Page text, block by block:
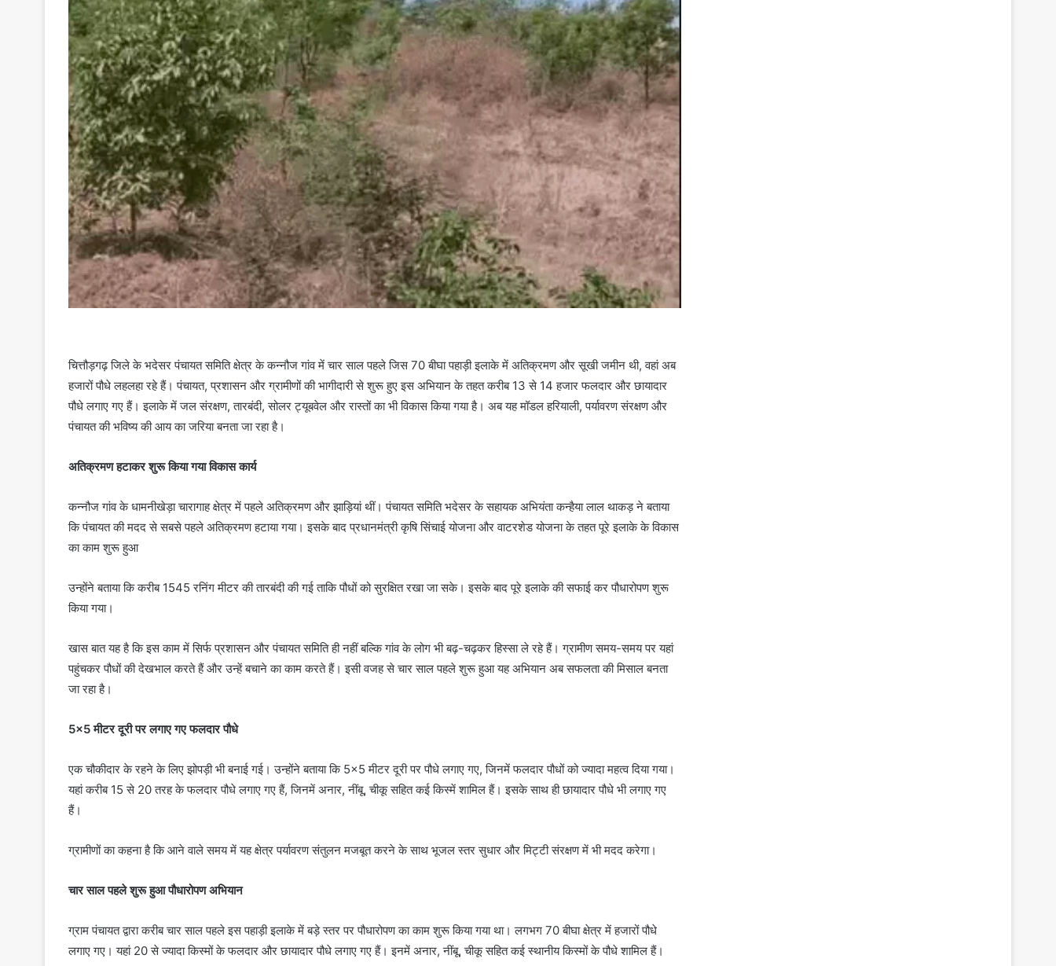
चित्तौड़गढ़ जिले के भदेसर पंचायत समिति क्षेत्र के कन्नौज गांव में चार साल पहले जिस 70 बीघा पहाड़ी इलाके में अतिक्रमण और सूखी जमीन थी, वहां अब
हजारों पौधे लहलहा रहे हैं। पंचायत, प्रशासन और ग्रामीणों की भागीदारी से शुरू हुए इस अभियान के तहत करीब 13 से 14 हजार फलदार और छायादार
पौधे लगाए गए हैं। इलाके में जल संरक्षण, तारबंदी, सोलर ट्यूबवेल और रास्तों का भी विकास किया गया है। अब यह मॉडल हरियाली, पर्यावरण संरक्षण और
पंचायत की भविष्य की आय का जरिया बनता जा रहा है।
अतिक्रमण हटाकर शुरू किया गया विकास कार्य
कन्नौज गांव के धामनीखेड़ा चारागाह क्षेत्र में पहले अतिक्रमण और झाड़ियां थीं। पंचायत समिति भदेसर के सहायक अभियंता कन्हैया लाल थाकड़ ने बताया
कि पंचायत की मदद से सबसे पहले अतिक्रमण हटाया गया। इसके बाद प्रधानमंत्री कृषि सिंचाई योजना और वाटरशेड योजना के तहत पूरे इलाके के विकास
का काम शुरू हुआ
उन्होंने बताया कि करीब 1545 रनिंग मीटर की तारबंदी की गई ताकि पौधों को सुरक्षित रखा जा सके। इसके बाद पूरे इलाके की सफाई कर पौधारोपण शुरू
किया गया।
खास बात यह है कि इस काम में सिर्फ प्रशासन और पंचायत समिति ही नहीं बल्कि गांव के लोग भी बढ़-चढ़कर हिस्सा ले रहे हैं। ग्रामीण समय-समय पर यहां
पहुंचकर पौधों की देखभाल करते हैं और उन्हें बचाने का काम करते हैं। इसी वजह से चार साल पहले शुरू हुआ यह अभियान अब सफलता की मिसाल बनता
जा रहा है।
5×5 मीटर दूरी पर लगाए गए फलदार पौधे
एक चौकीदार के रहने के लिए झोपड़ी भी बनाई गई। उन्होंने बताया कि 5×5 मीटर दूरी पर पौधे लगाए गए, जिनमें फलदार पौधों को ज्यादा महत्व दिया गया।
यहां करीब 15 से 20 तरह के फलदार पौधे लगाए गए हैं, जिनमें अनार, नींबू, चीकू सहित कई किस्में शामिल हैं। इसके साथ ही छायादार पौधे भी लगाए गए
हैं।
ग्रामीणों का कहना है कि आने वाले समय में यह क्षेत्र पर्यावरण संतुलन मजबूत करने के साथ भूजल स्तर सुधार और मिट्टी संरक्षण में भी मदद करेगा।
चार साल पहले शुरू हुआ पौधारोपण अभियान
ग्राम पंचायत द्वारा करीब चार साल पहले इस पहाड़ी इलाके में बड़े स्तर पर पौधारोपण का काम शुरू किया गया था। लगभग 70 बीघा क्षेत्र में हजारों पौधे
लगाए गए। यहां 20 से ज्यादा किस्मों के फलदार और छायादार पौधे लगाए गए हैं। इनमें अनार, नींबू, चीकू सहित कई स्थानीय किस्मों के पौधे शामिल हैं।